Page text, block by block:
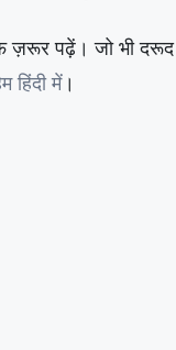
पढ़ें। जो भी दरूद
हिंदी में।